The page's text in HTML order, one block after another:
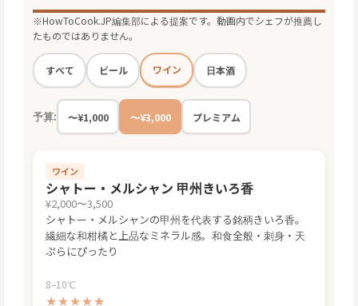
※HowToCook.JP編集部による提案です。動画内でシェフが推薦し
たものではありません。
すべて ビール ワイン 日本酒
予算: 〜¥1,000 〜¥3,000 プレミアム
ワイン
シャトー・メルシャン 甲州きいろ香
¥2,000〜3,500
シャトー・メルシャンの甲州を代表する銘柄きいろ香。
繊細な和柑橘と上品なミネラル感。和食全般・刺身・天
ぷらにぴったり
8–10℃
★★★★★